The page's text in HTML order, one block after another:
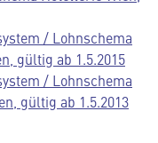
/ Lohnschema
gültig ab 1.5.2015
/ Lohnschema
gültig ab 1.5.2013